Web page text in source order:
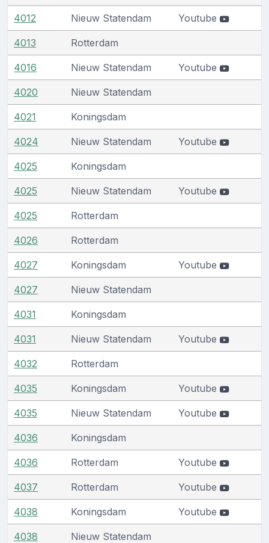
4012 Nieuw Statendam Youtube
4013 Rotterdam
4016 Nieuw Statendam Youtube
4020 Nieuw Statendam
4021 Koningsdam
4024 Nieuw Statendam Youtube
4025 Koningsdam
4025 Nieuw Statendam Youtube
4025 Rotterdam
4026 Rotterdam
4027 Koningsdam Youtube
4027 Nieuw Statendam
4031 Koningsdam
4031 Nieuw Statendam Youtube
4032 Rotterdam
4035 Koningsdam Youtube
4035 Nieuw Statendam Youtube
4036 Koningsdam
4036 Rotterdam Youtube
4037 Rotterdam Youtube
4038 Koningsdam Youtube
4038 Nieuw Statendam